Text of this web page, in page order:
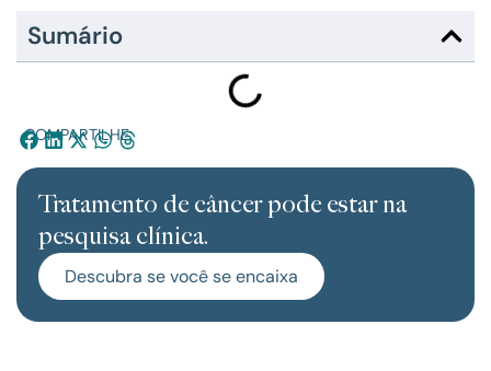
Sumário
COMPARTILHE:
Tratamento de câncer pode estar na
pesquisa clínica.
Descubra se você se encaixa